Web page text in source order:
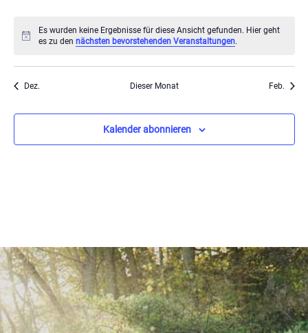
Hinweis
Es wurden keine Ergebnisse für diese Ansicht gefunden. Hier geht
es zu den nächsten bevorstehenden Veranstaltungen.
Dez. Dieser Monat Feb.
Kalender abonnieren